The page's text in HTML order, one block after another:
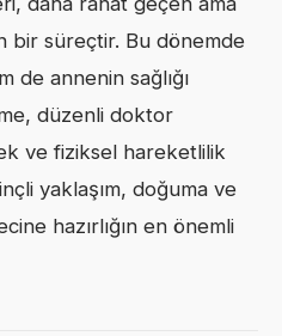
bir süreçtir. Bu dönemde
de annenin sağlığı
düzenli doktor
ve fiziksel hareketlilik
yaklaşım, doğuma ve
hazırlığın en önemli